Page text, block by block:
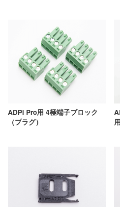
ADPi Pro用 4極端子ブロック
（プラグ）